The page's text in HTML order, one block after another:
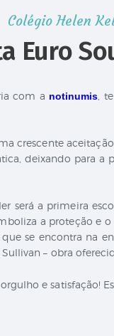
Colégio Helen
Euro
com a notinumis ,
crescente
deixando para a
será a primeira
a proteção e
se encontra na
– obra
e satisfação!